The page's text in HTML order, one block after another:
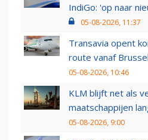
IndiGo: 'op naar
05-08-2026, 11:37
Transavia opent
route vanaf
05-08-2026, 10:46
KLM blijft net als
maatschappijen
05-08-2026, 9:00